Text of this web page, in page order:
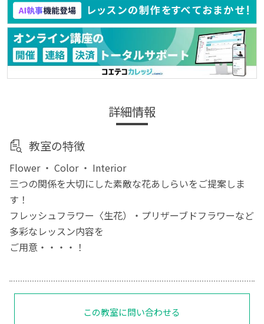
詳細情報
教室の特徴
Flower ・ Color ・ Interior
三つの関係を大切にした素敵な花あしらいをご提案しま
す！
フレッシュフラワー〈生花）・プリザーブドフラワーなど
多彩なレッスン内容を
ご用意・・・・！
この教室に問い合わせる